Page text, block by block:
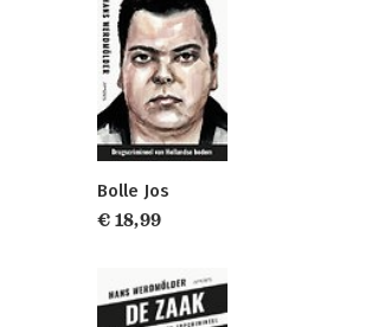
Bolle Jos
€ 18,99